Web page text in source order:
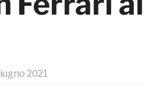
2021